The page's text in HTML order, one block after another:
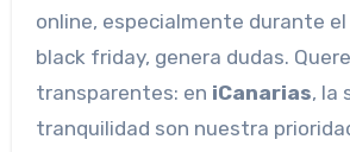
online, especialmente durante
black friday, genera dudas.
transparentes: en iCanarias, la
tranquilidad son nuestra